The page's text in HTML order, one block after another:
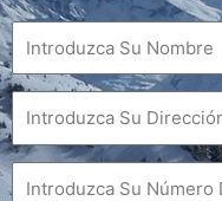
Nombre
Correo
electrónico
Teléfono